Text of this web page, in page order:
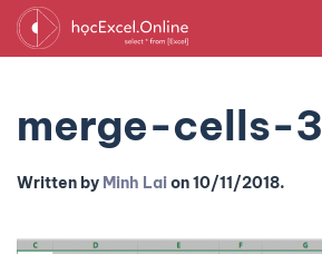
merge-cells-3
Written by Minh Laion10/11/2018.